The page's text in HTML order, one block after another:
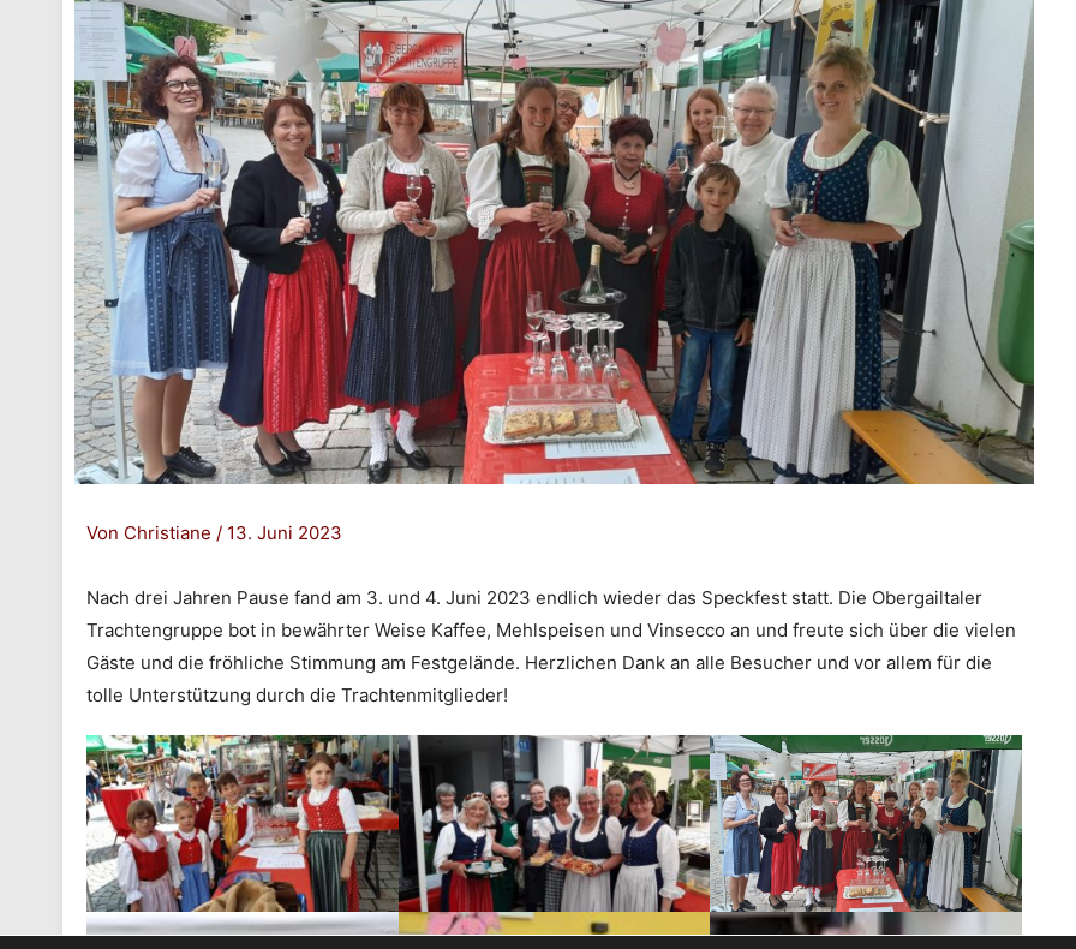
Von Christiane / 13. Juni 2023
Nach drei Jahren Pause fand am 3. und 4. Juni 2023 endlich wieder das Speckfest statt. Die Obergailtaler
Trachtengruppe bot in bewährter Weise Kaffee, Mehlspeisen und Vinsecco an und freute sich über die vielen
Gäste und die fröhliche Stimmung am Festgelände. Herzlichen Dank an alle Besucher und vor allem für die
tolle Unterstützung durch die Trachtenmitglieder!